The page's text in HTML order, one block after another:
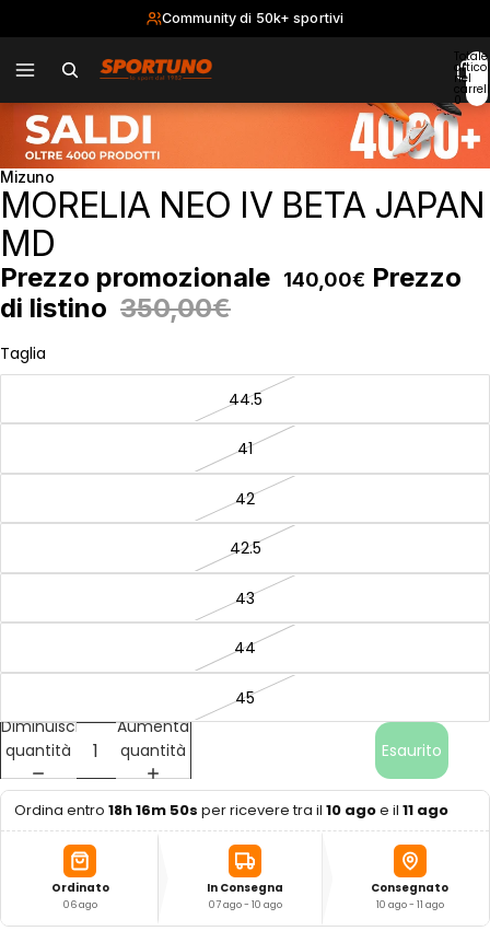
Community di 50k+ sportivi
Totale
nel
0
Mizuno
MORELIA NEO IV BETA JAPAN
MD
Prezzo promozionale 140,00€ Prezzo
di listino 350,00€
Taglia
44.5
41
42
42.5
43
44
45
Diminuisci
quantità
Aumenta
quantità
Esaurito
Ordina entro 18h 16m 50s per ricevere tra il 10 agoe il 11 ago
Ordinato
06 ago
In Consegna
07 ago - 10 ago
Consegnato
10 ago - 11 ago